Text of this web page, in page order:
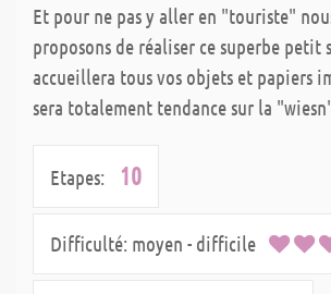
Et pour ne pas y aller en "touriste"
proposons de réaliser ce superbe petit
accueillera tous vos objets et papiers
sera totalement tendance sur la
Etapes: 10
Difficulté: moyen - difficile